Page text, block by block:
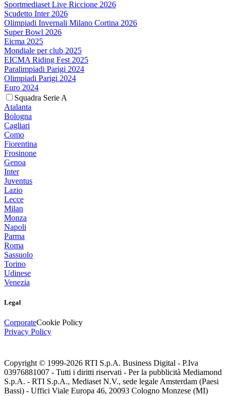
Sportmediaset Live Riccione 2026
Scudetto Inter 2026
Olimpiadi Invernali Milano Cortina 2026
Super Bowl 2026
Eicma 2025
Mondiale per club 2025
EICMA Riding Fest 2025
Paralimpiadi Parigi 2024
Olimpiadi Parigi 2024
Euro 2024
Squadra Serie A
Atalanta
Bologna
Cagliari
Como
Fiorentina
Frosinone
Genoa
Inter
Juventus
Lazio
Lecce
Milan
Monza
Napoli
Parma
Roma
Sassuolo
Torino
Udinese
Venezia
Legal
CorporateCookie Policy
Privacy Policy
Copyright © 1999-2026 RTI S.p.A. Business Digital - P.Iva
03976881007 - Tutti i diritti riservati - Per la pubblicità Mediamond
S.p.A. - RTI S.p.A., Mediaset N.V., sede legale Amsterdam (Paesi
Bassi) - Uffici Viale Europa 46, 20093 Cologno Monzese (MI)